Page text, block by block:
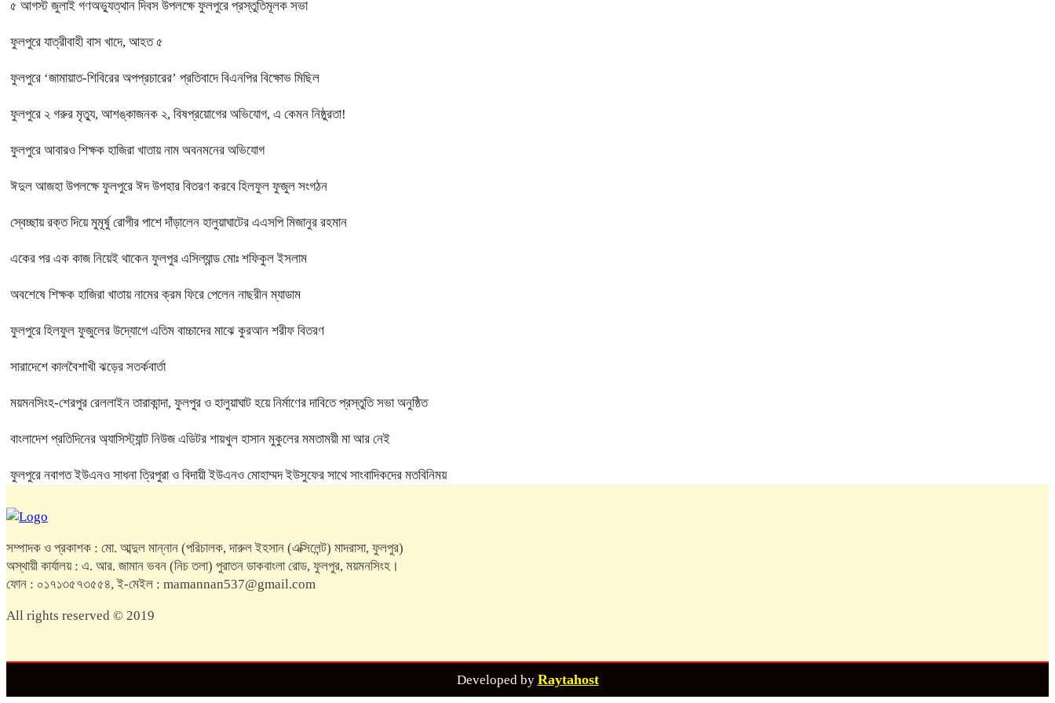
৫ আগস্ট জুলাই গণঅভ্যুত্থান দিবস উপলক্ষে ফুলপুরে প্রস্তুতিমূলক সভা
ফুলপুরে যাত্রীবাহী বাস খাদে, আহত ৫
ফুলপুরে ‘জামায়াত-শিবিরের অপপ্রচারের’ প্রতিবাদে বিএনপির বিক্ষোভ মিছিল
ফুলপুরে ২ গরুর মৃত্যু, আশঙ্কাজনক ২, বিষপ্রয়োগের অভিযোগ, এ কেমন নিষ্ঠুরতা!
ফুলপুরে আবারও শিক্ষক হাজিরা খাতায় নাম অবনমনের অভিযোগ
ঈদুল আজহা উপলক্ষে ফুলপুরে ঈদ উপহার বিতরণ করবে হিলফুল ফুজুল সংগঠন
স্বেচ্ছায় রক্ত দিয়ে মুমূর্ষু রোগীর পাশে দাঁড়ালেন হালুয়াঘাটের এএসপি মিজানুর রহমান
একের পর এক কাজ নিয়েই থাকেন ফুলপুর এসিল্যান্ড মোঃ শফিকুল ইসলাম
অবশেষে শিক্ষক হাজিরা খাতায় নামের ক্রম ফিরে পেলেন নাছরীন ম্যাডাম
ফুলপুরে হিলফুল ফুজুলের উদ্যোগে এতিম বাচ্চাদের মাঝে কুরআন শরীফ বিতরণ
সারাদেশে কালবৈশাখী ঝড়ের সতর্কবার্তা
ময়মনসিংহ-শেরপুর রেললাইন তারাকান্দা, ফুলপুর ও হালুয়াঘাট হয়ে নির্মাণের দাবিতে প্রস্তুতি সভা অনুষ্ঠিত
বাংলাদেশ প্রতিদিনের অ্যাসিস্ট্যান্ট নিউজ এডিটর শায়খুল হাসান মুকুলের মমতাময়ী মা আর নেই
ফুলপুরে নবাগত ইউএনও সাধনা ত্রিপুরা ও বিদায়ী ইউএনও মোহাম্মদ ইউসুফের সাথে সাংবাদিকদের মতবিনিময়
সম্পাদক ও প্রকাশক : মো. আব্দুল মান্নান (পরিচালক, দারুল ইহসান (এক্সিলেন্ট) মাদরাসা, ফুলপুর)
অস্থায়ী কার্যালয় : এ. আর. জামান ভবন (নিচ তলা) পুরাতন ডাকবাংলা রোড, ফুলপুর, ময়মনসিংহ।
ফোন : ০১৭১৩৫৭৩৫৫৪, ই-মেইল : mamannan537@gmail.com
All rights reserved © 2019
Developed by Raytahost